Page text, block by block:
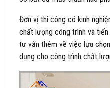
Đơn vị thi công có kinh
chất lượng công trình và
tư vấn thêm về việc lựa
dụng cho công trình chất